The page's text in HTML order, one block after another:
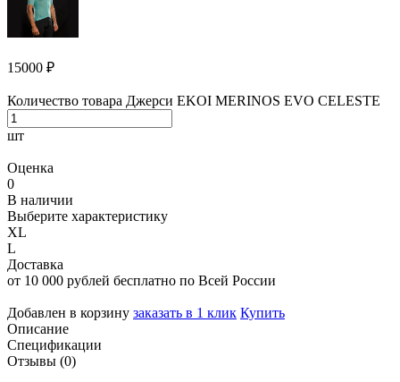
15000 ₽
Количество товара Джерси EKOI MERINOS EVO CELESTE
шт
Оценка
0
В наличии
Выберите характеристику
XL
L
Доставка
от 10 000 рублей бесплатно по Всей России
Добавлен в корзину заказать в 1 клик Купить
Описание
Спецификации
Отзывы (0)